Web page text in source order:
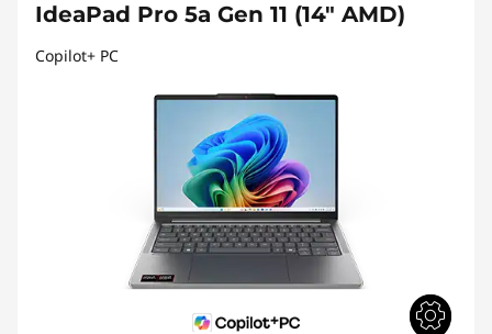
IdeaPad Pro 5a Gen 11 (14" AMD)
Copilot+ PC